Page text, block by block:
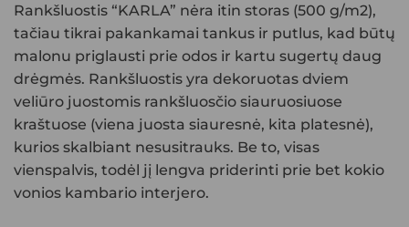
Rankšluostis “KARLA” nėra itin storas (500 g/m2),
tačiau tikrai pakankamai tankus ir putlus, kad būtų
malonu priglausti prie odos ir kartu sugertų daug
drėgmės. Rankšluostis yra dekoruotas dviem
veliūro juostomis rankšluosčio siauruosiuose
kraštuose (viena juosta siauresnė, kita platesnė),
kurios skalbiant nesusitrauks. Be to, visas
vienspalvis, todėl jį lengva priderinti prie bet kokio
vonios kambario interjero.